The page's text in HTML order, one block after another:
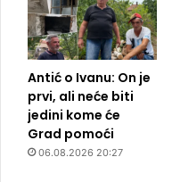
Antić o Ivanu: On je
prvi, ali neće biti
jedini kome će
Grad pomoći
06.08.2026 20:27